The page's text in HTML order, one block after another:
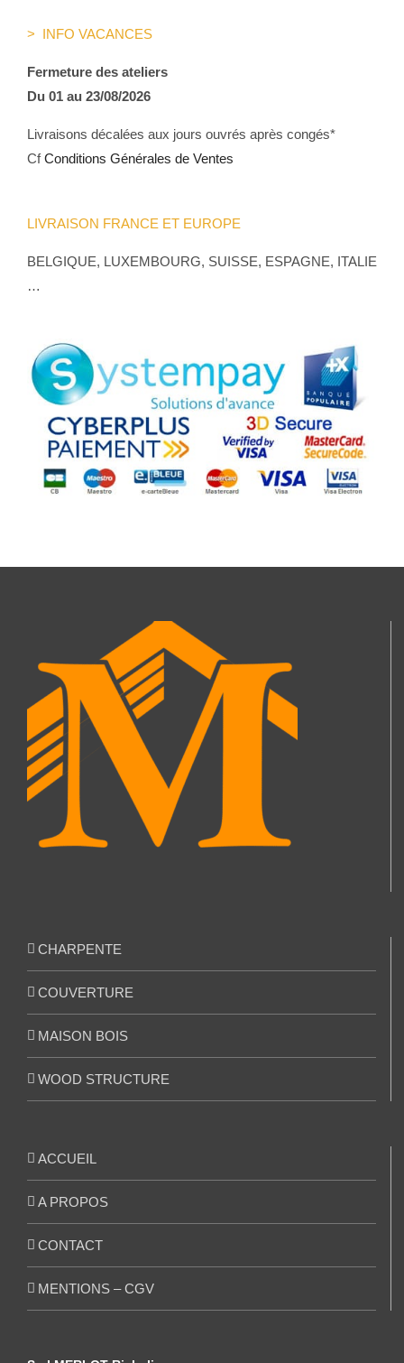
> INFO VACANCES
Fermeture des ateliers
Du 01 au 23/08/2026
Livraisons décalées aux jours ouvrés après congés*
CfConditions Générales de Ventes
LIVRAISON FRANCE ET EUROPE
BELGIQUE, LUXEMBOURG, SUISSE, ESPAGNE, ITALIE
…
CHARPENTE
COUVERTURE
MAISON BOIS
WOOD STRUCTURE
ACCUEIL
A PROPOS
CONTACT
MENTIONS – CGV